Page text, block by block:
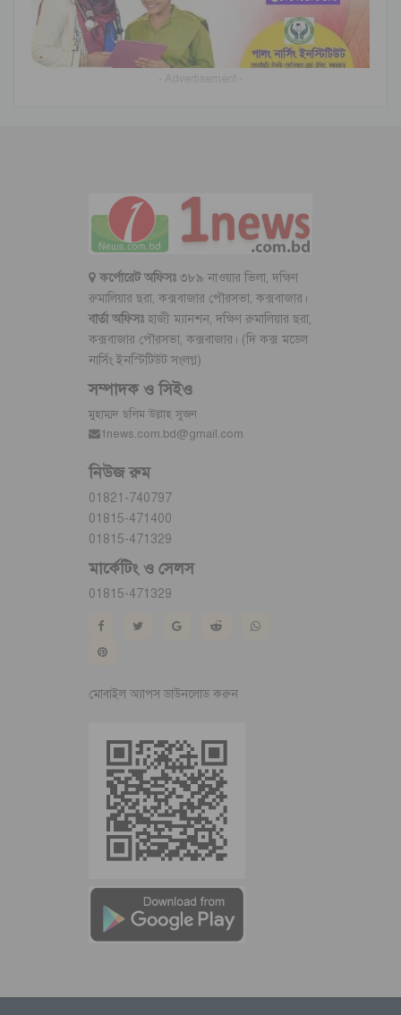
কর্পোরেট অফিসঃ৩৮৯ নাওয়ার ভিলা, দক্ষিণ
রুমালিয়ার ছরা, কক্সবাজার পৌরসভা, কক্সবাজার।
বার্তা অফিসঃ হাজী ম্যানশন, দক্ষিণ রুমালিয়ার ছরা,
কক্সবাজার পৌরসভা, কক্সবাজার। (দি কক্স মডেল
নার্সিং ইনস্টিটিউট সংলগ্ন)
সম্পাদক ও সিইও
মুহাম্মদ ছলিম উল্লাহ সুজন
1news.com.bd@gmail.com
নিউজ রুম
01821-740797
01815-471400
01815-471329
মার্কেটিং ও সেলস
01815-471329
মোবাইল অ্যাপস ডাউনলোড করুন